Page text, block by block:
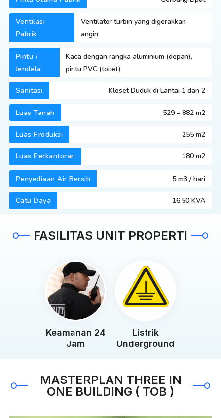
Ventilasi
Pabrik
Ventilator turbin yang digerakkan
angin
Pintu /
Jendela
Kaca dengan rangka aluminium (depan),
pintu PVC (toilet)
Sanitasi Kloset Duduk di Lantai 1 dan 2
Luas Tanah 529 – 882 m2
Luas Produksi 255 m2
Luas Perkantoran 180 m2
Penyediaan Air Bersih 5 m3 / hari
Catu Daya 16,50 KVA
FASILITAS UNIT PROPERTI
Keamanan 24
Jam
Listrik
Underground
MASTERPLAN THREE IN
ONE BUILDING ( TOB )